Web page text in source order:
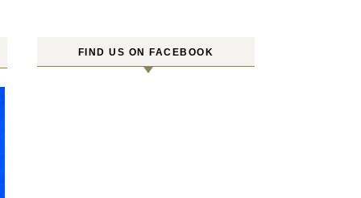
FIND US ON FACEBOOK